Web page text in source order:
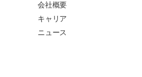
会社概要
キャリア
ニュース